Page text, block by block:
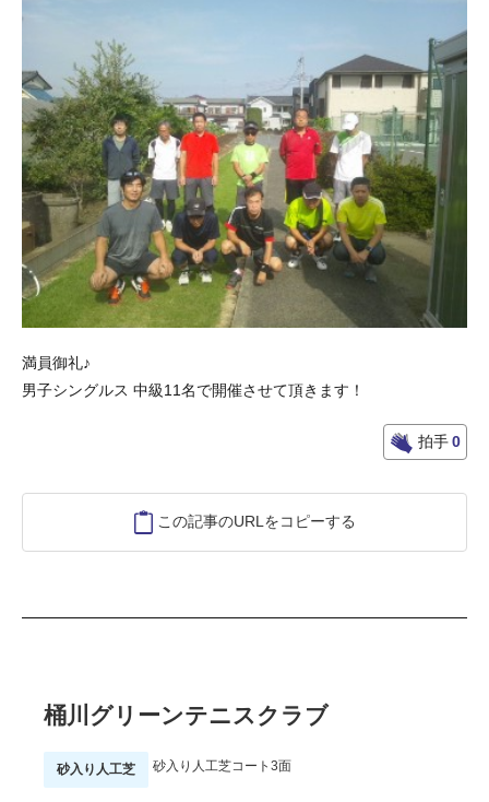
満員御礼♪
男子シングルス 中級11名で開催させて頂きます！
拍手0
この記事のURLをコピーする
桶川グリーンテニスクラブ
砂入り人工芝 砂入り人工芝コート3面